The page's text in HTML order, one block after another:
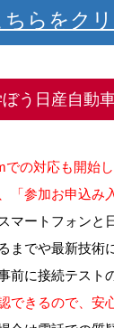
らをクリ
う日産自動
の対応も開始し
「参加お申込み
マートフォンと
までや最新技術
前に接続テスト
できるので、安